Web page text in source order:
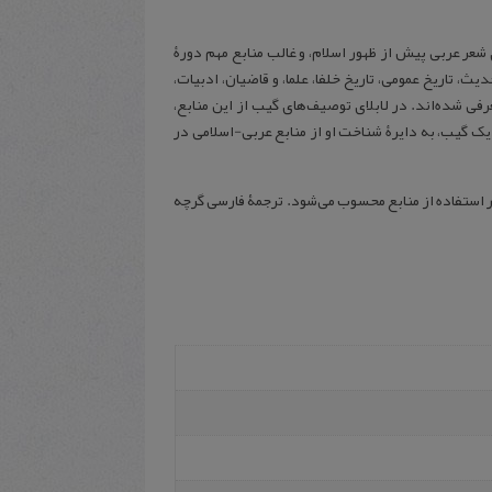
عربی پیش از ظهور اسلام، و غالب منابع مهم دورۀ
عمومی، تاریخ خلفا، علما، و قاضیان، ادبیات،
شده‌اند. در لابلای توصیف‌های گیب از این منابع،
گیب، به دایرۀ شناخت او از منابع عربی-اسلامی در
استفاده از منابع محسوب می‌شود. ترجمۀ فارسی گرچه